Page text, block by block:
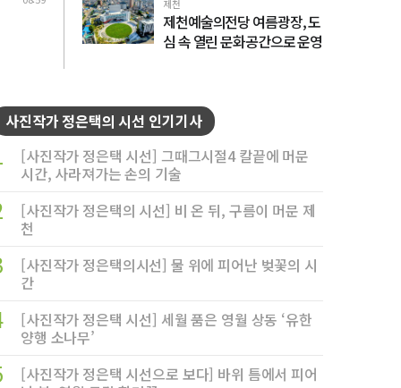
제천
제천예술의전당 여름광장, 도
심 속 열린 문화공간으로 운영
사진작가 정은택의 시선 인기기사
[사진작가 정은택 시선] 그때그시절4 칼끝에 머문
시간, 사라져가는 손의 기술
[사진작가 정은택의 시선] 비 온 뒤, 구름이 머문 제
천
[사진작가 정은택의시선] 물 위에 피어난 벚꽃의 시
간
[사진작가 정은택 시선] 세월 품은 영월 상동 ‘유한
양행 소나무’
[사진작가 정은택 시선으로 보다] 바위 틈에서 피어